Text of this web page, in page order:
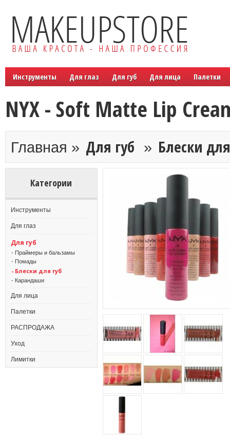
Инструменты Для глаз Для губ Для лица Палетки
NYX - Soft Matte Lip
Главная » Для губ » Блески
Категории
Инструменты
Для глаз
Для губ
- Праймеры и бальзамы
- Помады
- Блески для губ
- Карандаши
Для лица
Палетки
РАСПРОДАЖА
Уход
Лимитки